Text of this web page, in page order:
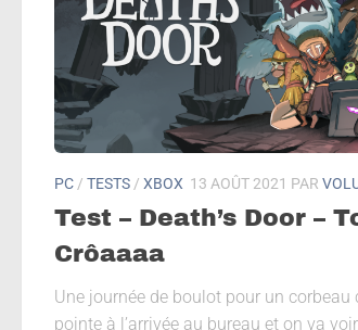
PC / TESTS / XBOX 13 AOÛT 2021 PAR
Test – Death’s Door –
Crôaaaa
Une journée de boulot pour un corbeau
pointe à l’arrivée au bureau et on va